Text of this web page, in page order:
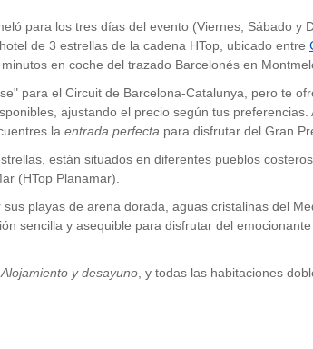
para los tres días del evento (Viernes, Sábado y
de 3 estrellas de la cadena HTop, ubicado entre
en coche del trazado Barcelonés en
para el Circuit de Barcelona-Catalunya, pero te
ajustando el precio según tus
la entrada perfecta para disfrutar del Gran
están situados en diferentes pueblos
(HTop Planamar).
playas de arena dorada, aguas cristalinas del
sencilla y asequible para disfrutar del
Alojamiento y desayuno , y todas las habitaciones